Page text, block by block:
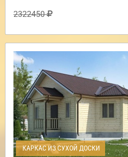
2322450
КАРКАС ИЗ СУХОЙ ДОСКИ